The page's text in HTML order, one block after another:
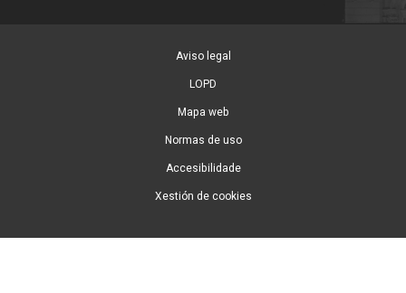
Aviso legal
LOPD
Mapa web
Normas de uso
Accesibilidade
Xestión de cookies